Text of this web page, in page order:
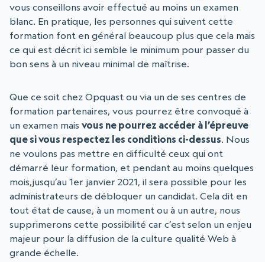
vous conseillons avoir effectué au moins un examen
blanc. En pratique, les personnes qui suivent cette
formation font en général beaucoup plus que cela mais
ce qui est décrit ici semble le minimum pour passer du
bon sens à un niveau minimal de maîtrise.
Que ce soit chez Opquast ou via un de ses centres de
formation partenaires, vous pourrez être convoqué à
un examen mais vous ne pourrez accéder à l’épreuve
que si vous respectez les conditions ci-dessus. Nous
ne voulons pas mettre en difficulté ceux qui ont
démarré leur formation, et pendant au moins quelques
mois,jusqu’au 1er janvier 2021, il sera possible pour les
administrateurs de débloquer un candidat. Cela dit en
tout état de cause, à un moment ou à un autre, nous
supprimerons cette possibilité car c’est selon un enjeu
majeur pour la diffusion de la culture qualité Web à
grande échelle.